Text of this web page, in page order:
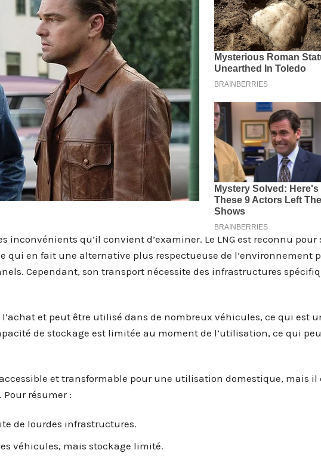
inconvénients qu’il convient d’examiner. Le LNG est reconnu pour
qui en fait une alternative plus respectueuse de l’environnement
Cependant, son transport nécessite des infrastructures
et peut être utilisé dans de nombreux véhicules, ce qui est
de stockage est limitée au moment de l’utilisation, ce qui
accessible et transformable pour une utilisation domestique, mais il
Pour résumer :
de lourdes infrastructures.
véhicules, mais stockage limité.